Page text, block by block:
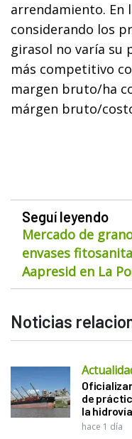
arrendamiento. En
considerando los
girasol no varía su
más competitivo
margen bruto/ha
márgen bruto/
Seguí leyendo
Mercado de
envases
Aapresid en La
Noticias
de
la hidrovía
hace 1 día